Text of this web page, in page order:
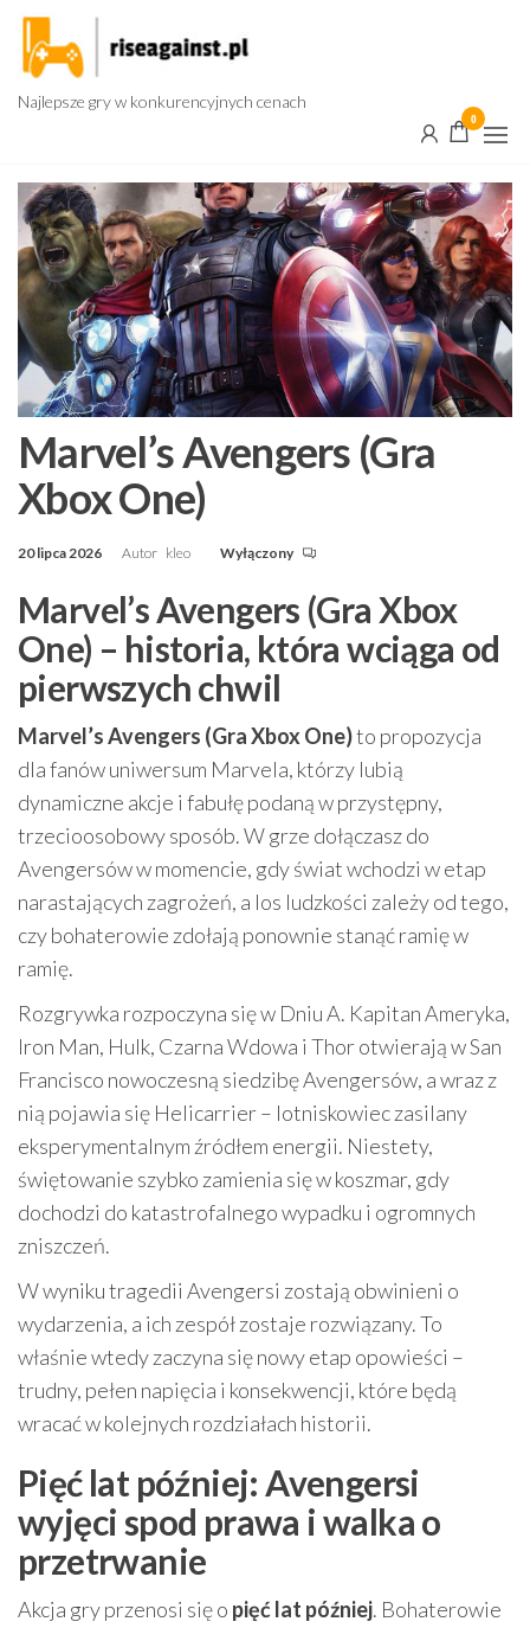
Przejdź
treści
Najlepsze gry w konkurencyjnych cenach
0
Marvel’s Avengers (Gra
Xbox One)
20 lipca 2026 Autor kleo Wyłączony
Marvel’s Avengers (Gra Xbox
One) – historia, która wciąga od
pierwszych chwil
Marvel’s Avengers (Gra Xbox One)to propozycja
dla fanów uniwersum Marvela, którzy lubią
dynamiczne akcje i fabułę podaną w przystępny,
trzecioosobowy sposób. W grze dołączasz do
Avengersów w momencie, gdy świat wchodzi w etap
narastających zagrożeń, a los ludzkości zależy od tego,
czy bohaterowie zdołają ponownie stanąć ramię w
ramię.
Rozgrywka rozpoczyna się w Dniu A. Kapitan Ameryka,
Iron Man, Hulk, Czarna Wdowa i Thor otwierają w San
Francisco nowoczesną siedzibę Avengersów, a wraz z
nią pojawia się Helicarrier – lotniskowiec zasilany
eksperymentalnym źródłem energii. Niestety,
świętowanie szybko zamienia się w koszmar, gdy
dochodzi do katastrofalnego wypadku i ogromnych
zniszczeń.
W wyniku tragedii Avengersi zostają obwinieni o
wydarzenia, a ich zespół zostaje rozwiązany. To
właśnie wtedy zaczyna się nowy etap opowieści –
trudny, pełen napięcia i konsekwencji, które będą
wracać w kolejnych rozdziałach historii.
Pięć lat później: Avengersi
wyjęci spod prawa i walka o
przetrwanie
Akcja gry przenosi się o pięć lat później. Bohaterowie